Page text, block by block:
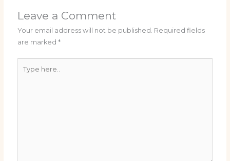
Leave a Comment
Your email address will not be published. Required fields
are marked*
here..